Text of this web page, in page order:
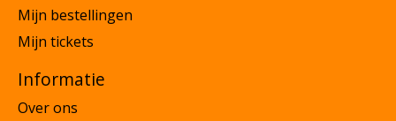
Mijn bestellingen
Mijn tickets
Informatie
Over ons